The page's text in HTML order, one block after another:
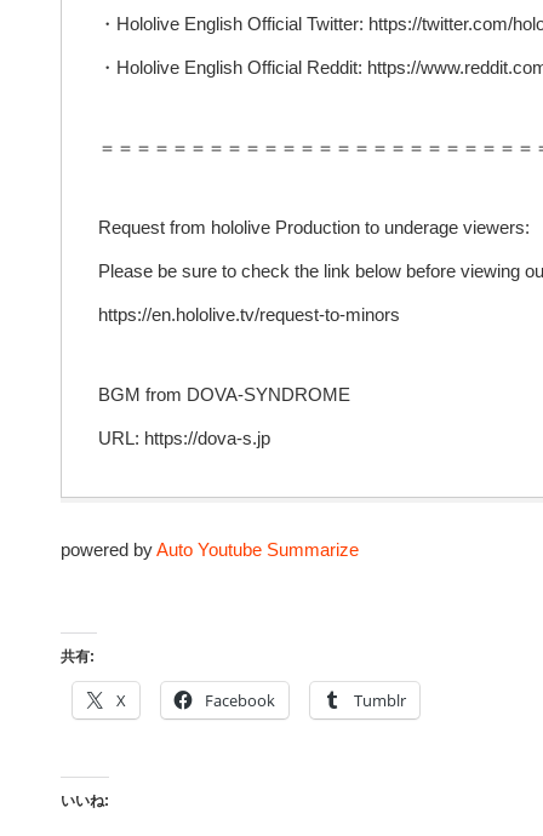
・Hololive English Official Twitter: https://twitter.com/
・Hololive English Official Reddit: https://
＝＝＝＝＝＝＝＝＝＝＝＝＝＝＝＝＝＝＝＝＝＝＝＝
Request from hololive Production to underage viewers:
Please be sure to check the link below before viewing
https://en.hololive.tv/request-to-minors
BGM from DOVA-SYNDROME
URL: https://dova-s.jp
powered byAuto Youtube Summarize
共有:
X Facebook Tumblr
いいね: